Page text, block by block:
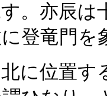
。亦辰は
登竜門を
に位置す